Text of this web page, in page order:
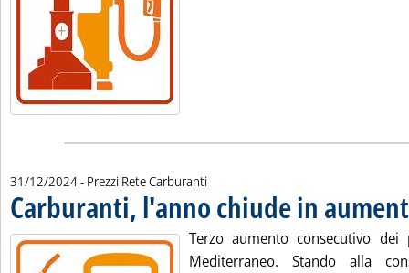
31/12/2024- Prezzi Rete Carburanti
Carburanti, l'anno chiude in
Terzo aumento consecutivo
Mediterraneo. Stando alla